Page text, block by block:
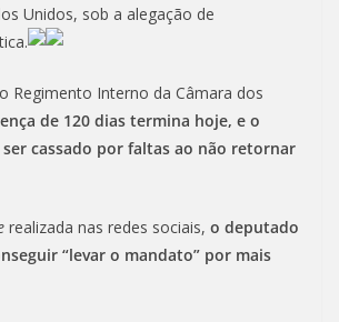
Unidos, sob a alegação de
Regimento Interno da Câmara dos
de 120 dias termina hoje, e o
cassado por faltas ao não retornar
realizada nas redes sociais, o deputado
“levar o mandato” por mais